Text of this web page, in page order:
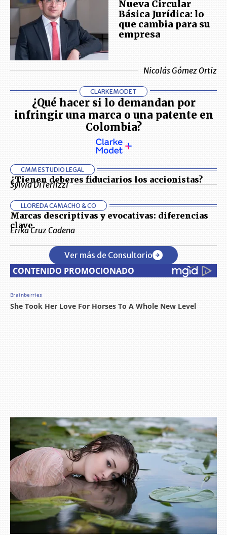
Nueva Circular
Básica Jurídica: lo
que cambia para su
empresa
Nicolás Gómez Ortiz
CLARKEMODET
¿Qué hacer si lo demandan por
infringir una marca o una patente en
Colombia?
CMM ESTUDIO LEGAL
¿Tienen deberes fiduciarios los accionistas?
Sylvia DiTerlizzi
LLOREDA CAMACHO & CO
Marcas descriptivas y evocativas: diferencias
clave
Erika Cruz Cadena
Ver más de Consultorio